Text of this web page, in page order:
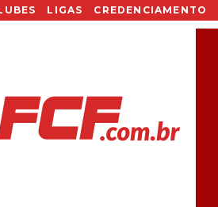
LIGAS CREDENCIAMENTO